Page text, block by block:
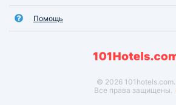
Помощь
© 2026 101hotels.com.
Все права защищены.